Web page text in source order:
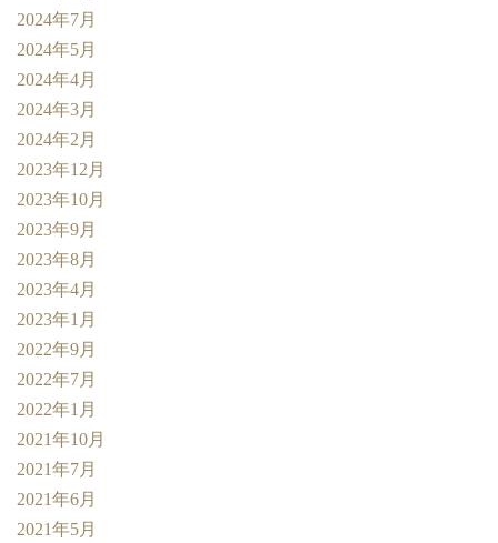
2024年7月
2024年5月
2024年4月
2024年3月
2024年2月
2023年12月
2023年10月
2023年9月
2023年8月
2023年4月
2023年1月
2022年9月
2022年7月
2022年1月
2021年10月
2021年7月
2021年6月
2021年5月